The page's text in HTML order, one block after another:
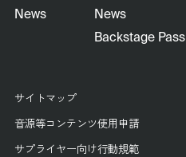
News
News
Backstage Pass
サイトマップ
音源等コンテンツ使用申請
サプライヤー向け行動規範